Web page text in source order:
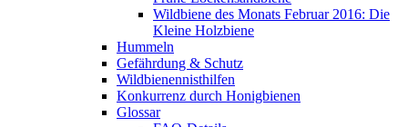
Wildbiene des Monats Februar 2016: Die
Kleine Holzbiene
Hummeln
Gefährdung & Schutz
Wildbienennisthilfen
Konkurrenz durch Honigbienen
Glossar